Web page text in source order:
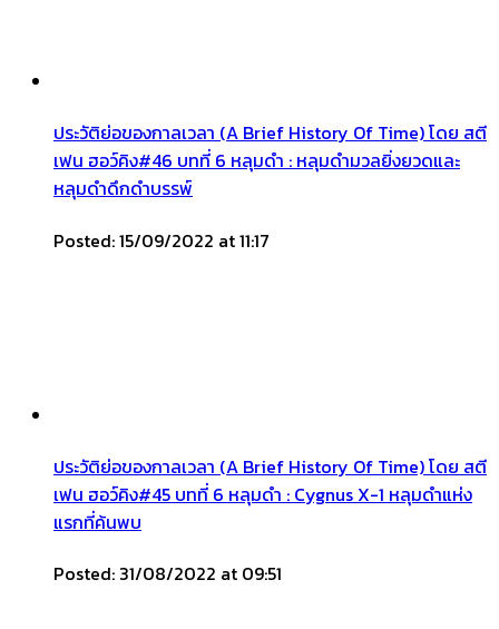
ประวัติย่อของกาลเวลา (A Brief History Of Time) โดย สตี
เฟน ฮอว์คิง#46 บทที่ 6 หลุมดำ : หลุมดำมวลยิ่งยวดและ
หลุมดำดึกดำบรรพ์
Posted: 15/09/2022 at 11:17
ประวัติย่อของกาลเวลา (A Brief History Of Time) โดย สตี
เฟน ฮอว์คิง#45 บทที่ 6 หลุมดำ : Cygnus X-1 หลุมดำแห่ง
แรกที่ค้นพบ
Posted: 31/08/2022 at 09:51